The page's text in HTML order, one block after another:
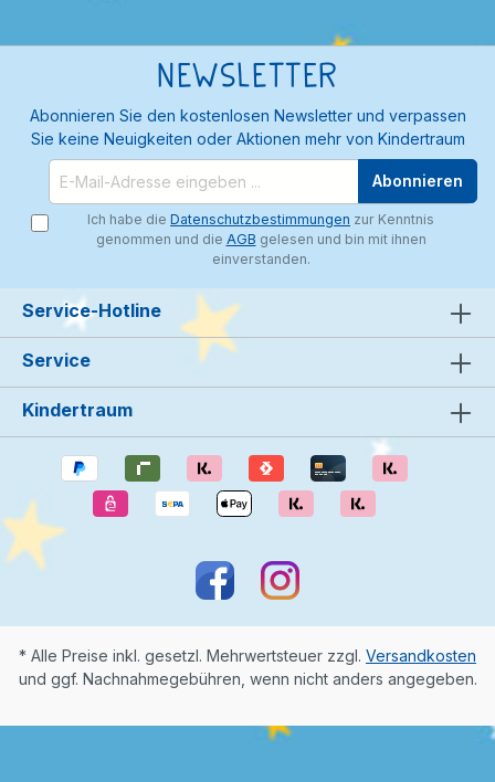
Newsletter
Abonnieren Sie den kostenlosen Newsletter und verpassen
Sie keine Neuigkeiten oder Aktionen mehr von Kindertraum
Abonnieren
Ich habe die Datenschutzbestimmungen zur Kenntnis
genommen und die AGB gelesen und bin mit ihnen
einverstanden.
Service-Hotline
Service
Kindertraum
* Alle Preise inkl. gesetzl. Mehrwertsteuer zzgl. Versandkosten
und ggf. Nachnahmegebühren, wenn nicht anders angegeben.